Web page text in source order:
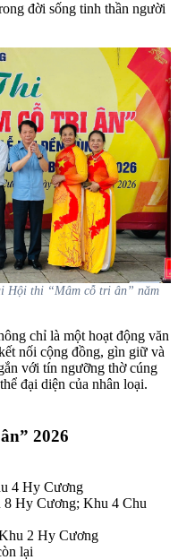
đời sống tinh thần người
Hội thi “Mâm cỗ tri ân” năm
chỉ là một hoạt động văn
nối cộng đồng, gìn giữ và
với tín ngưỡng thờ cúng
đại diện của nhân loại.
2026
4 Hy Cương
Hy Cương; Khu 4 Chu
2 Hy Cương
lại